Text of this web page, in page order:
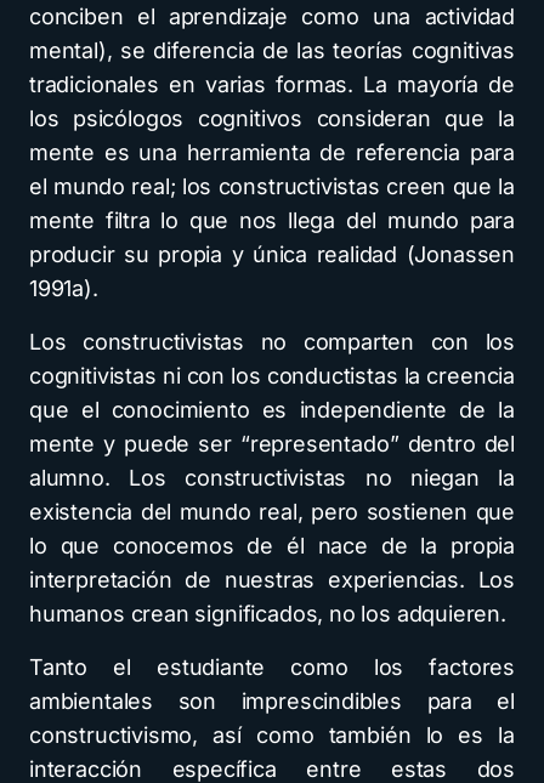
conciben el aprendizaje como una actividad
mental), se diferencia de las teorías cognitivas
tradicionales en varias formas. La mayoría de
los psicólogos cognitivos consideran que la
mente es una herramienta de referencia para
el mundo real; los constructivistas creen que la
mente filtra lo que nos llega del mundo para
producir su propia y única realidad (Jonassen
1991a).
Los constructivistas no comparten con los
cognitivistas ni con los conductistas la creencia
que el conocimiento es independiente de la
mente y puede ser “representado” dentro del
alumno. Los constructivistas no niegan la
existencia del mundo real, pero sostienen que
lo que conocemos de él nace de la propia
interpretación de nuestras experiencias. Los
humanos crean significados, no los adquieren.
Tanto el estudiante como los factores
ambientales son imprescindibles para el
constructivismo, así como también lo es la
interacción específica entre estas dos